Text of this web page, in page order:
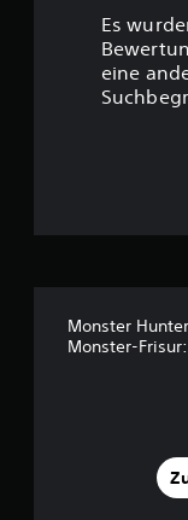
Es
eine
Monster
Monster-